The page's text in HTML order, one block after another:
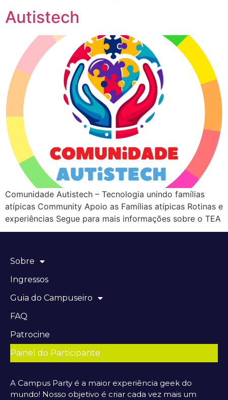
Autistech
Comunidade Autistech – Tecnologia unindo famílias
atípicas Community Apoio as Famílias atípicas Rotinas e
experiências Segue para mais informações sobre o TEA
Sobre
Ingressos
Guia do Campuseiro
FAQ
Patrocine
Painel do Participante
A Campus Party é a maior experiência geek do
mundo! Nosso objetivo é criar cada vez mais um